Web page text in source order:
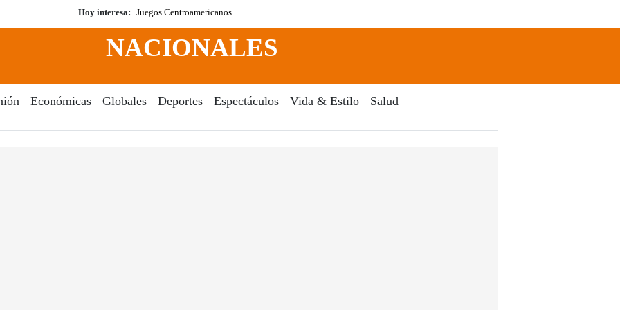
Hoy interesa: Juegos Centroamericanos
Search
NACIONALES
Económicas Globales Deportes Espectáculos Vida & Estilo Salud